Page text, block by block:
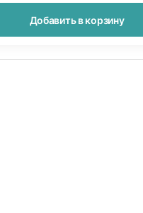
Добавить в корзину